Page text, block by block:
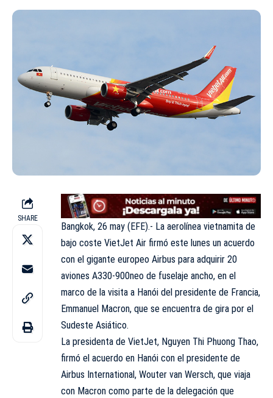
SHARE
Bangkok, 26 may (EFE).- La aerolínea vietnamita de
bajo coste VietJet Air firmó este lunes un acuerdo
con el gigante europeo Airbus para adquirir 20
aviones A330-900neo de fuselaje ancho, en el
marco de la visita a Hanói del presidente de Francia,
Emmanuel Macron, que se encuentra de gira por el
Sudeste Asiático.
La presidenta de VietJet, Nguyen Thi Phuong Thao,
firmó el acuerdo en Hanói con el presidente de
Airbus International, Wouter van Wersch, que viaja
con Macron como parte de la delegación que